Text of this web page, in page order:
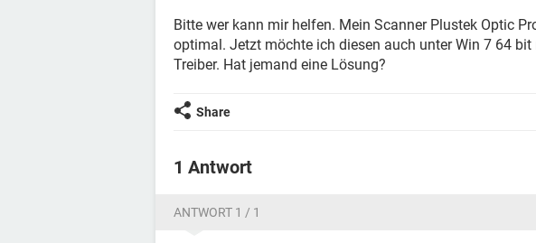
Bitte wer kann mir helfen. Mein Scanner Plustek Optic
optimal. Jetzt möchte ich diesen auch unter Win 7 64 bit
Treiber. Hat jemand eine Lösung?
Share
1 Antwort
ANTWORT 1 / 1